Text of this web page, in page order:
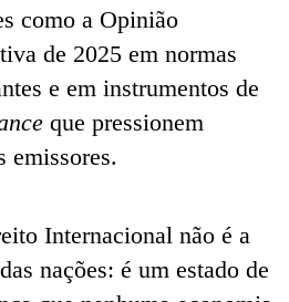
como a Opinião
de 2025 em normas
e em instrumentos de
que pressionem
emissores.
Internacional não é a
nações: é um estado de